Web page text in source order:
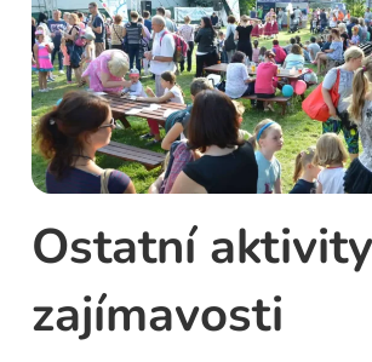
Ostatní
zajímavosti